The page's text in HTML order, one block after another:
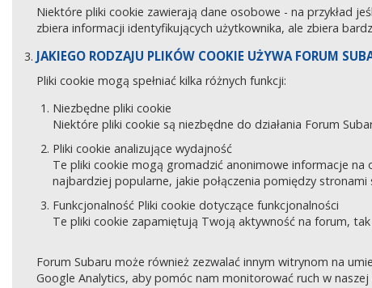
Niektóre pliki cookie zawierają dane osobowe - na przykład
zbiera informacji identyfikujących użytkownika, ale zbiera
JAKIEGO RODZAJU PLIKÓW COOKIE UŻYWA FORUM
Pliki cookie mogą spełniać kilka różnych funkcji:
Niezbędne pliki cookie
Niektóre pliki cookie są niezbędne do działania Forum
Pliki cookie analizujące wydajność
Te pliki cookie mogą gromadzić anonimowe informacje na
najbardziej popularne, jakie połączenia pomiędzy
Funkcjonalność Pliki cookie dotyczące funkcjonalności
Te pliki cookie zapamiętują Twoją aktywność na forum,
Forum Subaru może również zezwalać innym witrynom na
Google Analytics, aby pomóc nam monitorować ruch w naszej